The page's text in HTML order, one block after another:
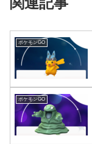
ポケモンGO
ポケモンGO